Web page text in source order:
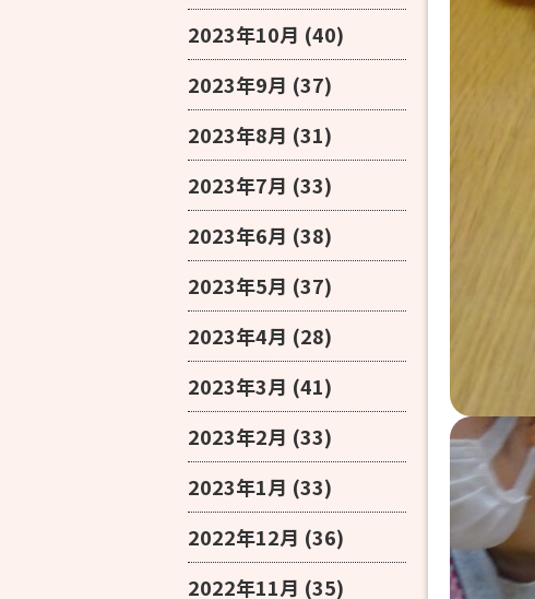
2023年10月 (40)
2023年9月 (37)
2023年8月 (31)
2023年7月 (33)
2023年6月 (38)
2023年5月 (37)
2023年4月 (28)
2023年3月 (41)
2023年2月 (33)
2023年1月 (33)
2022年12月 (36)
2022年11月 (35)